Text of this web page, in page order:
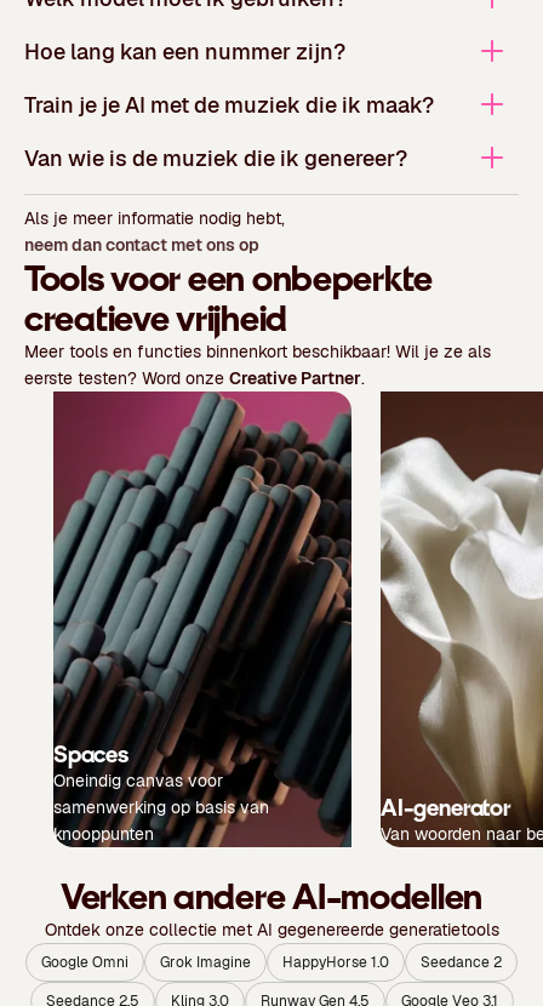
Hoe lang kan een nummer zijn?
Train je je AI met de muziek die ik maak?
Van wie is de muziek die ik genereer?
Als je meer informatie nodig hebt,
neem dan contact met ons op
Tools voor een onbeperkte
creatieve vrijheid
Meer tools en functies binnenkort beschikbaar! Wil je ze als
eerste testen? Word onze Creative Partner.
Spaces
Oneindig canvas voor
samenwerking op basis van
knooppunten
AI-generator
Van woorden naar
Verken andere AI-modellen
Ontdek onze collectie met AI gegenereerde generatietools
Google Omni Grok Imagine HappyHorse 1.0
Seedance 2
Seedance 2.5
Kling 3.0 Runway Gen 4.5 Google Veo 3.1